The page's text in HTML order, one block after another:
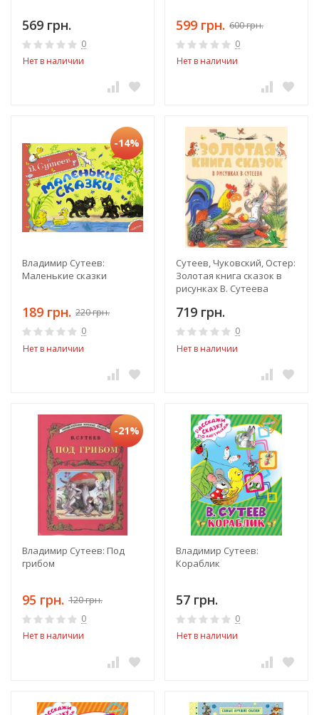
569 грн.
0
Нет в наличии
599 грн. 600 грн.
0
Нет в наличии
-14%
Владимир Сутеев:
Маленькие сказки
189 грн. 220 грн.
0
Нет в наличии
Сутеев, Чуковский, Остер:
Золотая книга сказок в
рисунках В. Сутеева
719 грн.
0
Нет в наличии
-21%
Владимир Сутеев: Под
грибом
95 грн. 120 грн.
0
Нет в наличии
Владимир Сутеев:
Кораблик
57 грн.
0
Нет в наличии